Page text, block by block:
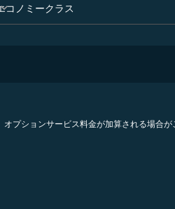
ラス option エコノミークラス Selected
コノミークラス
プションサービス料金が加算される場合が